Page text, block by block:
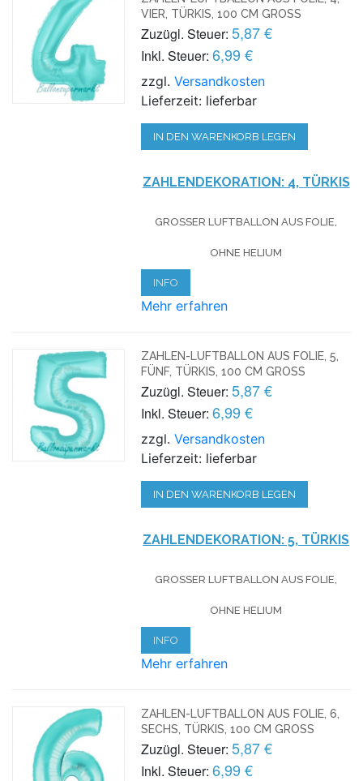
VIER, TÜRKIS, 100 CM GROSS
Zuzügl. Steuer: 5,87 €
Inkl. Steuer: 6,99 €
zzgl.Versandkosten
Lieferzeit: lieferbar
IN DEN WARENKORB LEGEN
ZAHLENDEKORATION: 4, TÜRKIS
GROSSER LUFTBALLON AUS FOLIE, O
HNE HELIUM
INFO
Mehr erfahren
ZAHLEN-LUFTBALLON AUS FOLIE, 5,
FÜNF, TÜRKIS, 100 CM GROSS
Zuzügl. Steuer: 5,87 €
Inkl. Steuer: 6,99 €
zzgl.Versandkosten
Lieferzeit: lieferbar
IN DEN WARENKORB LEGEN
ZAHLENDEKORATION: 5, TÜRKIS
GROSSER LUFTBALLON AUS FOLIE, O
HNE HELIUM
INFO
Mehr erfahren
ZAHLEN-LUFTBALLON AUS FOLIE, 6,
SECHS, TÜRKIS, 100 CM GROSS
Zuzügl. Steuer: 5,87 €
Inkl. Steuer: 6,99 €